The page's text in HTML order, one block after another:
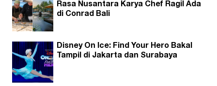
Rasa Nusantara Karya Chef Ragil Ada
di Conrad Bali
Disney On Ice: Find Your Hero Bakal
Tampil di Jakarta dan Surabaya